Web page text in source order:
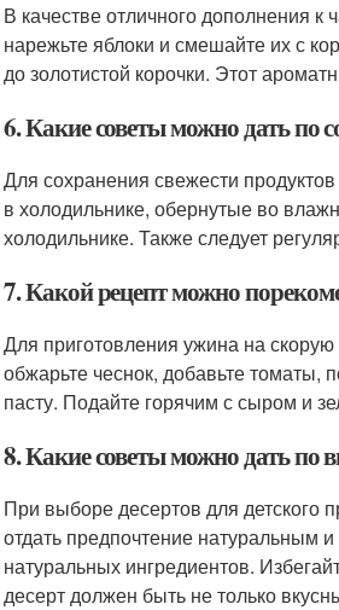
В качестве отличного дополнения к
нарежьте яблоки и смешайте их с
до золотистой корочки. Этот
6. Какие советы можно дать по
Для сохранения свежести
в холодильнике, обернутые во
холодильнике. Также следует
7. Какой рецепт можно
Для приготовления ужина на
обжарьте чеснок, добавьте
пасту. Подайте горячим с сыром и
8. Какие советы можно дать по
При выборе десертов для детского
отдать предпочтение натуральным
натуральных ингредиентов.
десерт должен быть не только